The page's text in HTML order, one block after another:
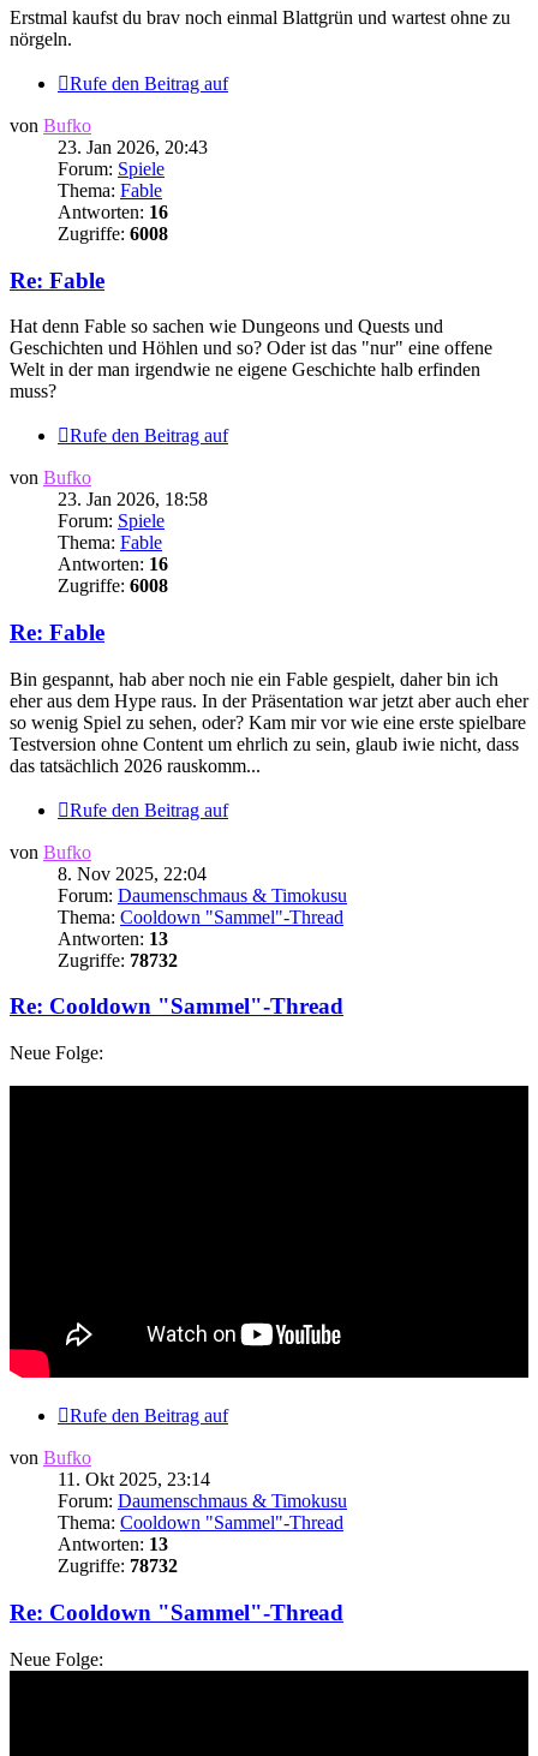
Erstmal kaufst du brav noch einmal Blattgrün und wartest ohne zu
nörgeln.
Rufe den Beitrag auf
von Bufko
23. Jan 2026, 20:43
Forum: Spiele
Thema: Fable
Antworten: 16
Zugriffe: 6008
Re: Fable
Hat denn Fable so sachen wie Dungeons und Quests und
Geschichten und Höhlen und so? Oder ist das "nur" eine offene
Welt in der man irgendwie ne eigene Geschichte halb erfinden
muss?
Rufe den Beitrag auf
von Bufko
23. Jan 2026, 18:58
Forum: Spiele
Thema: Fable
Antworten: 16
Zugriffe: 6008
Re: Fable
Bin gespannt, hab aber noch nie ein Fable gespielt, daher bin ich
eher aus dem Hype raus. In der Präsentation war jetzt aber auch eher
so wenig Spiel zu sehen, oder? Kam mir vor wie eine erste spielbare
Testversion ohne Content um ehrlich zu sein, glaub iwie nicht, dass
das tatsächlich 2026 rauskomm...
Rufe den Beitrag auf
von Bufko
8. Nov 2025, 22:04
Forum: Daumenschmaus & Timokusu
Thema: Cooldown "Sammel"-Thread
Antworten: 13
Zugriffe: 78732
Re: Cooldown "Sammel"-Thread
Neue Folge:
Rufe den Beitrag auf
von Bufko
11. Okt 2025, 23:14
Forum: Daumenschmaus & Timokusu
Thema: Cooldown "Sammel"-Thread
Antworten: 13
Zugriffe: 78732
Re: Cooldown "Sammel"-Thread
Neue Folge: